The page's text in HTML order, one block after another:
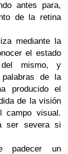
antes para,
de la retina
mediante la
el estado
mismo, y
de la
producido el
de la visión
campo visual.
ser severa si
padecer un